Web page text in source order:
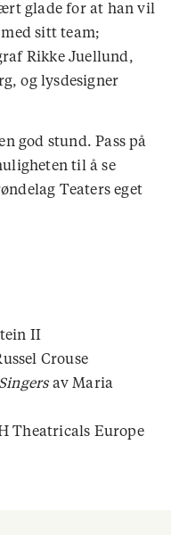
glade for at han vil
sitt team;
Rikke Juellund,
og lysdesigner
god stund. Pass på
til å se
Teaters eget
II
Crouse
av Maria
Theatricals Europe